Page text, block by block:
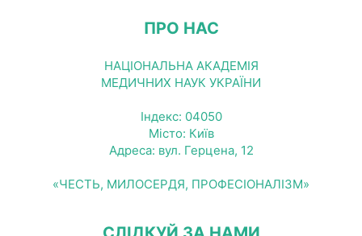
ПРО НАС
НАЦІОНАЛЬНА АКАДЕМІЯ
МЕДИЧНИХ НАУК УКРАЇНИ
Індекс: 04050
Місто: Київ
Адреса: вул. Герцена, 12
«ЧЕСТЬ, МИЛОСЕРДЯ, ПРОФЕСІОНАЛІЗМ»